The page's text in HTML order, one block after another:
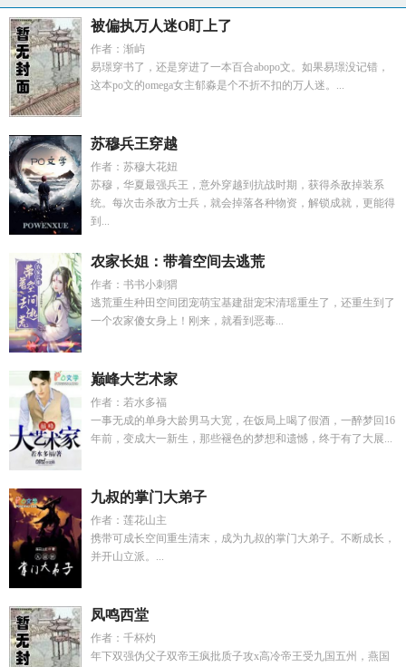
被偏执万人迷O盯上了
作者：渐屿
易璟穿书了，还是穿进了一本百合abopo文。如果易璟没记错，
这本po文的omega女主郁淼是个不折不扣的万人迷。...
苏穆兵王穿越
作者：苏穆大花妞
苏穆，华夏最强兵王，意外穿越到抗战时期，获得杀敌掉装系
统。每次击杀敌方士兵，就会掉落各种物资，解锁成就，更能得
到...
农家长姐：带着空间去逃荒
作者：书书小刺猬
逃荒重生种田空间团宠萌宝基建甜宠宋清瑶重生了，还重生到了
一个农家傻女身上！刚来，就看到恶毒...
巅峰大艺术家
作者：若水多福
一事无成的单身大龄男马大宽，在饭局上喝了假酒，一醉梦回16
年前，变成大一新生，那些褪色的梦想和遗憾，终于有了大展...
九叔的掌门大弟子
作者：莲花山主
携带可成长空间重生清末，成为九叔的掌门大弟子。不断成长，
并开山立派。...
凤鸣西堂
作者：千杯灼
年下双强伪父子双帝王疯批质子攻x高冷帝王受九国五州，燕国